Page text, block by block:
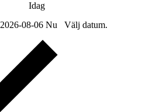
Idag
2026-08-06 Nu Välj datum.